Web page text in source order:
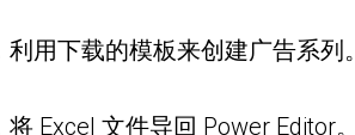
用下载的模板来创建广告系列。
Excel 文件导回 Power Editor。